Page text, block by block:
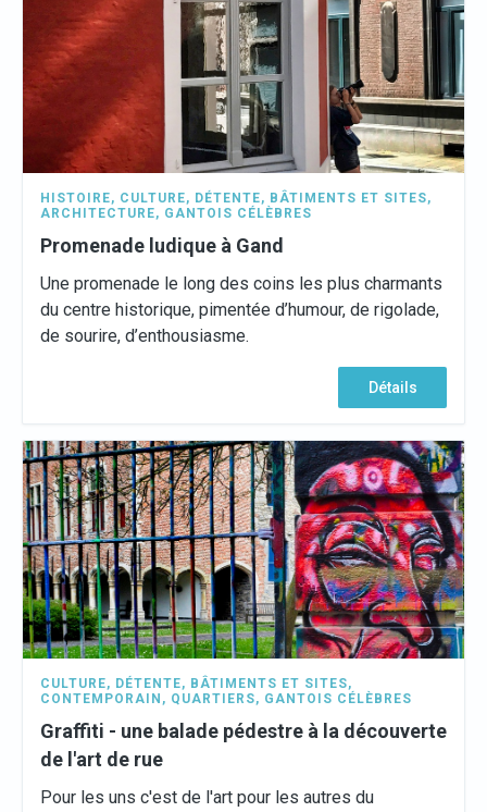
HISTOIRE, CULTURE, DÉTENTE, BÂTIMENTS ET SITES,
ARCHITECTURE, GANTOIS CÉLÈBRES
Promenade ludique à Gand
Une promenade le long des coins les plus charmants
du centre historique, pimentée d’humour, de rigolade,
de sourire, d’enthousiasme.
Détails
CULTURE, DÉTENTE, BÂTIMENTS ET SITES,
CONTEMPORAIN , QUARTIERS, GANTOIS CÉLÈBRES
Graffiti - une balade pédestre à la découverte
de l'art de rue
Pour les uns c'est de l'art pour les autres du